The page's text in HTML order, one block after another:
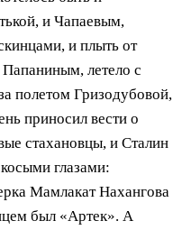
и Чапаевым,
и плыть от
летело с
полетом Гризодубовой,
приносил вести о
стахановцы, и Сталин
глазами:
Мамлакат Нахангова
был «Артек». А